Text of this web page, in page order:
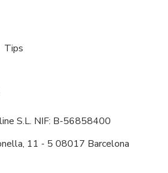
Tips
S.L. NIF: B-56858400
11 - 5 08017 Barcelona